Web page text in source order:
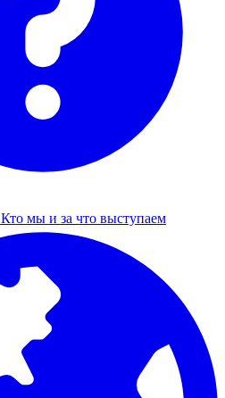
Кто мы и за что выступаем